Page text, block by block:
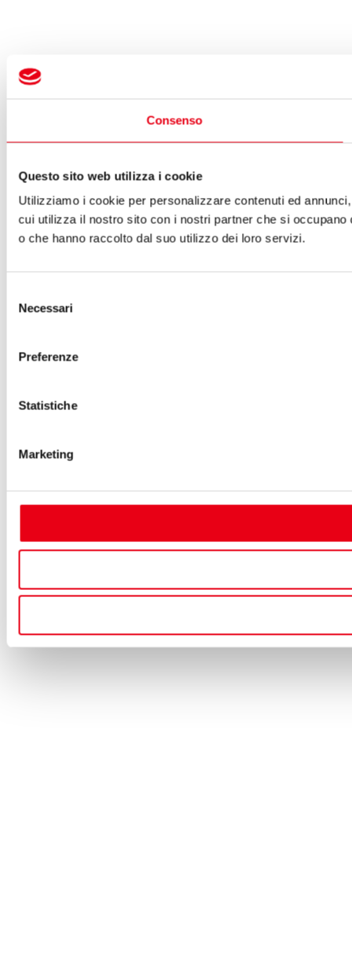
Consenso
Questo sito web utilizza i cookie
Utilizziamo i cookie per personalizzare contenuti ed
cui utilizza il nostro sito con i nostri partner che si
o che hanno raccolto dal suo utilizzo dei loro servizi.
delNecessari
Preferenze
Statistiche
Marketing